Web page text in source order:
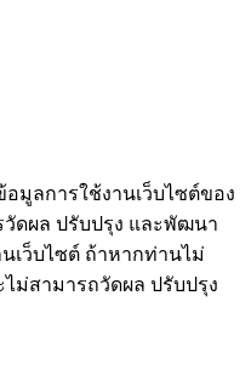
มูลการใช้งานเว็บไซต์ของ
ดผล ปรับปรุง และพัฒนา
เว็บไซต์ ถ้าหากท่านไม่
ไม่สามารถวัดผล ปรับปรุง